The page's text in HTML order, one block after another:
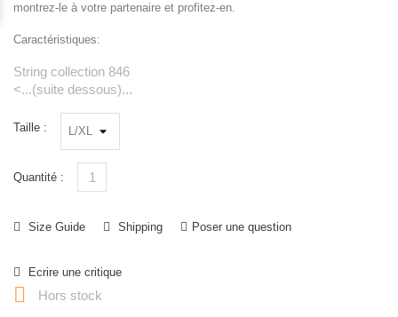
montrez-le à votre partenaire et profitez-en.
Caractéristiques:
String collection 846
<...(suite dessous)...
Taille :
Quantité :
Size Guide Shipping Poser une question
Ecrire une critique
 Hors stock